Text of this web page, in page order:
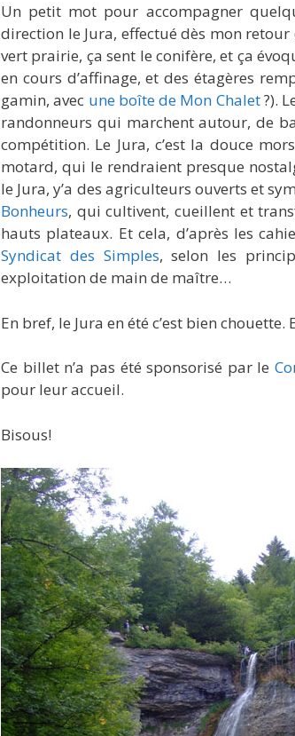
Un petit mot pour accompagner
direction le Jura, effectué dès mon retour
vert prairie, ça sent le conifère, et ça
en cours d’affinage, et des étagères
gamin, avec une boîte de Mon Chalet?).
randonneurs qui marchent autour, de
compétition. Le Jura, c’est la douce
motard, qui le rendraient presque
le Jura, y’a des agriculteurs ouverts et
Bonheurs, qui cultivent, cueillent et
hauts plateaux. Et cela, d’après les
Syndicat des Simples, selon les
exploitation de main de maître…
En bref, le Jura en été c’est bien
Ce billet n’a pas été sponsorisé par le
pour leur accueil.
Bisous!